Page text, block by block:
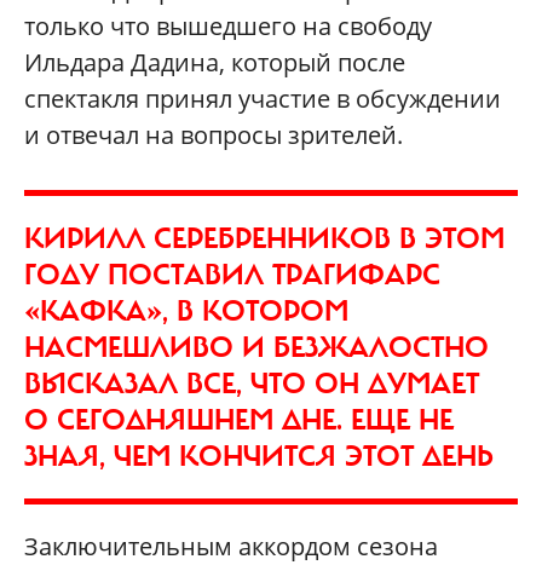
только что вышедшего на свободу
Ильдара Дадина, который после
спектакля принял участие в обсуждении
и отвечал на вопросы зрителей.
КИРИЛЛ СЕРЕБРЕННИКОВ В ЭТОМ
ГОДУ ПОСТАВИЛ ТРАГИФАРС
«КАФКА», В КОТОРОМ
НАСМЕШЛИВО И БЕЗЖАЛОСТНО
ВЫСКАЗАЛ ВСЕ, ЧТО ОН ДУМАЕТ
О СЕГОДНЯШНЕМ ДНЕ. ЕЩЕ НЕ
ЗНАЯ, ЧЕМ КОНЧИТСЯ ЭТОТ ДЕНЬ
Заключительным аккордом сезона